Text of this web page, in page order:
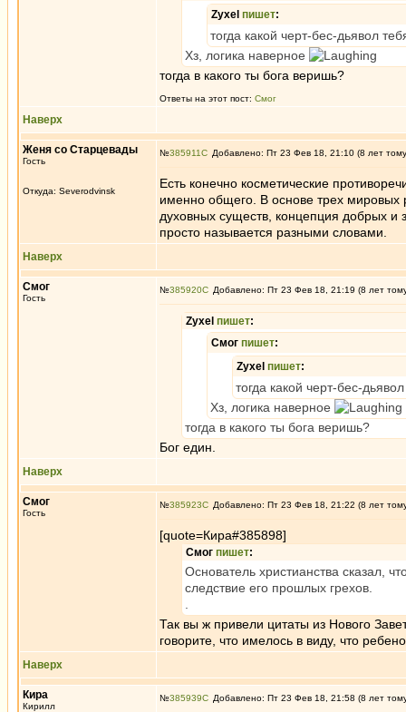
Zyxel пишет:
тогда какой черт-бес-дьявол
Хз, логика наверное
тогда в какого ты бога веришь?
Ответы на этот пост: Смог
Наверх
Женя со Старцевады
Гость
Откуда: Severodvinsk
№385911 Добавлено: Пт 23 Фев 18, 21:10 (8 лет
Есть конечно косметические
именно общего. В основе трех мировых
духовных существ, концепция добрых и
просто называется разными словами.
Наверх
Смог
Гость
№385920 Добавлено: Пт 23 Фев 18, 21:19 (8 лет
Zyxel пишет:
Смог пишет:
Zyxel пишет:
тогда какой черт-бес-
Хз, логика наверное
тогда в какого ты бога веришь?
Бог един.
Наверх
Смог
Гость
№385923 Добавлено: Пт 23 Фев 18, 21:22 (8 лет
[quote=Кира#385898]
Смог пишет:
Основатель христианства сказал,
следствие его прошлых грехов.
Так вы ж привели цитаты из Нового
говорите, что имелось в виду, что
Наверх
Кира
Кирилл
№385939 Добавлено: Пт 23 Фев 18, 21:58 (8 лет